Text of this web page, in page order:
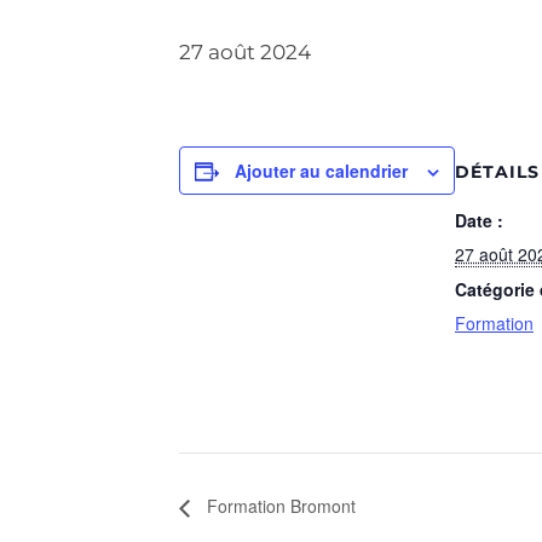
27 août 2024
Ajouter au calendrier DÉTAILS
Date :
27 août
Catégorie
Formation
Formation Bromont